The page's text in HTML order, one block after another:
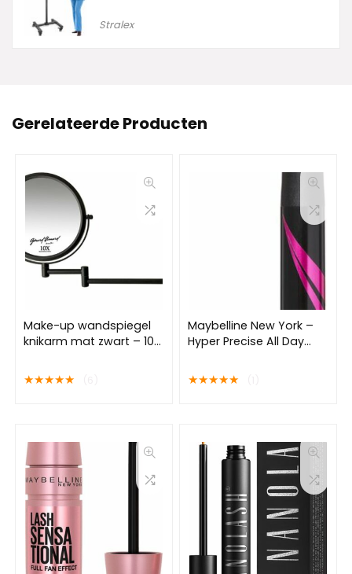
Stralex
Gerelateerde Producten
Make-up wandspiegel
knikarm mat zwart – 10x
★★★★★
Maybelline New York –
Hyper Precise All Day
Liquid Eyeliner
★★★★★